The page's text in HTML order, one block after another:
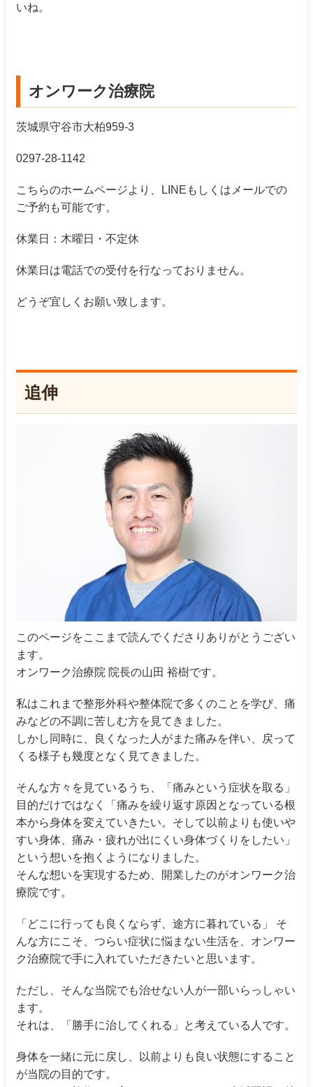
いね。
オンワーク治療院
茨城県守谷市大柏959-3
0297-28-1142
こちらのホームページより、LINEもしくはメールでの
ご予約も可能です。
休業日：木曜日・不定休
休業日は電話での受付を行なっておりません。
どうぞ宜しくお願い致します。
追伸
このページをここまで読んでくださりありがとうござい
ます。
オンワーク治療院 院長の山田 裕樹です。
私はこれまで整形外科や整体院で多くのことを学び、痛
みなどの不調に苦しむ方を見てきました。
しかし同時に、良くなった人がまた痛みを伴い、戻って
くる様子も幾度となく見てきました。
そんな方々を見ているうち、「痛みという症状を取る」
目的だけではなく「痛みを繰り返す原因となっている根
本から身体を変えていきたい。そして以前よりも使いや
すい身体、痛み・疲れが出にくい身体づくりをしたい」
という想いを抱くようになりました。
そんな想いを実現するため、開業したのがオンワーク治
療院です。
「どこに行っても良くならず、途方に暮れている」 そ
んな方にこそ、つらい症状に悩まない生活を、オンワー
ク治療院で手に入れていただきたいと思います。
ただし、そんな当院でも治せない人が一部いらっしゃい
ます。
それは、「勝手に治してくれる」と考えている人です。
身体を一緒に元に戻し、以前よりも良い状態にすること
が当院の目的です。